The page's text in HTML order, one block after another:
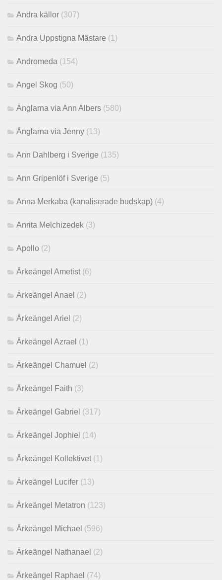
Andra källor (307)
Andra Uppstigna Mästare (1)
Andromeda (154)
Angel Skog (50)
Änglarna via Ann Albers (580)
Änglarna via Jenny (13)
Ann Dahlberg i Sverige (135)
Ann Gripenlöf i Sverige (5)
Anna Merkaba (kanaliserade budskap) (4)
Anrita Melchizedek (3)
Apollo (2)
Ärkeängel Ametist (6)
Ärkeängel Anael (2)
Ärkeängel Ariel (2)
Ärkeängel Azrael (1)
Ärkeängel Chamuel (2)
Ärkeängel Faith (3)
Ärkeängel Gabriel (317)
Ärkeängel Jophiel (14)
Ärkeängel Kollektivet (1)
Ärkeängel Lucifer (13)
Ärkeängel Metatron (123)
Ärkeängel Michael (596)
Ärkeängel Nathanael (2)
Ärkeängel Raphael (74)